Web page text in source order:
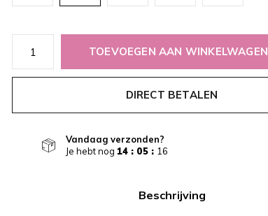
TOEVOEGEN AAN WINKELWAGEN
DIRECT BETALEN
Vandaag verzonden?
Je hebt nog 14 : 05 : 16
Beschrijving